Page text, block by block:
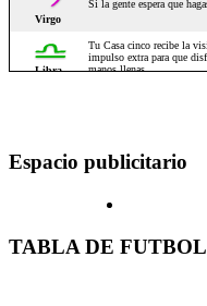
Espacio publicitario
TABLA DE FUTBOL